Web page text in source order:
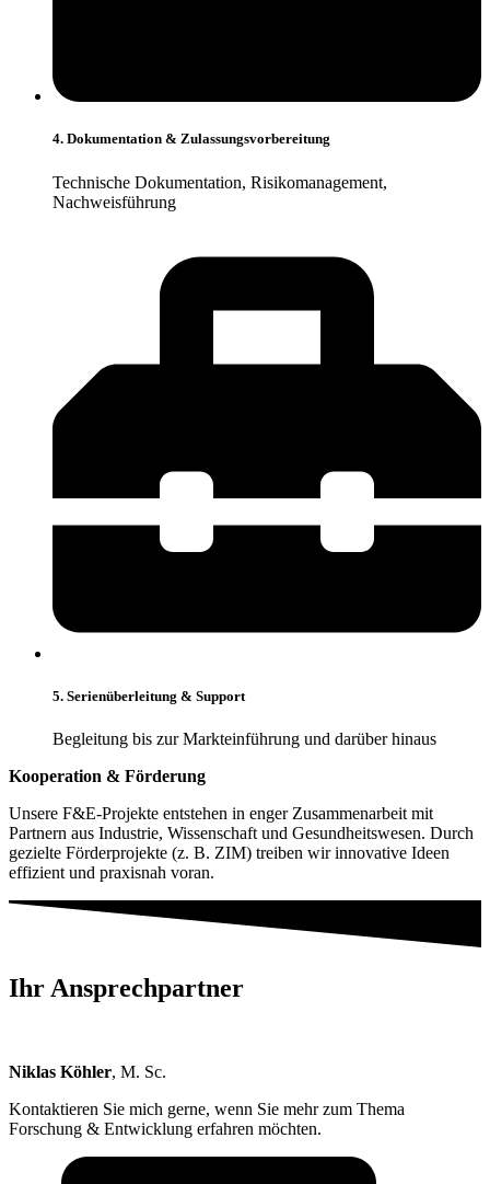
4. Dokumentation & Zulassungsvorbereitung
Technische Dokumentation, Risikomanagement,
Nachweisführung
5. Serienüberleitung & Support
Begleitung bis zur Markteinführung und darüber hinaus
Kooperation & Förderung
Unsere F&E-Projekte entstehen in enger Zusammenarbeit mit
Partnern aus Industrie, Wissenschaft und Gesundheitswesen. Durch
gezielte Förderprojekte (z. B. ZIM) treiben wir innovative Ideen
effizient und praxisnah voran.
Ihr Ansprechpartner
Niklas Köhler, M. Sc.
Kontaktieren Sie mich gerne, wenn Sie mehr zum Thema
Forschung & Entwicklung erfahren möchten.